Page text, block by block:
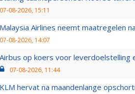
07-08-2026, 15:11
Malaysia Airlines neemt maatregelen
07-08-2026, 14:07
Airbus op koers voor
07-08-2026, 11:44
KLM hervat na maandenlange